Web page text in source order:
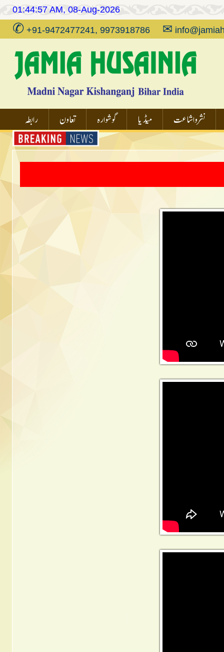
01:44:57 AM, 08-Aug-2026
✆ +91-9472477241, 9973918786 ✉
نشر و اشاعت میڈیا گوشوارہ تعاون رابطہ